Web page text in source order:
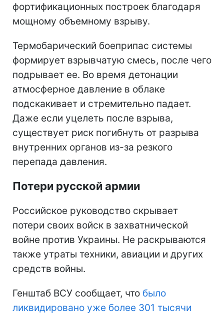
фортификационных построек благодаря
мощному объемному взрыву.
Термобарический боеприпас системы
формирует взрывчатую смесь, после чего
подрывает ее. Во время детонации
атмосферное давление в облаке
подскакивает и стремительно падает.
Даже если уцелеть после взрыва,
существует риск погибнуть от разрыва
внутренних органов из-за резкого
перепада давления.
Потери русской армии
Российское руководство скрывает
потери своих войск в захватнической
войне против Украины. Не раскрываются
также утраты техники, авиации и других
средств войны.
Генштаб ВСУ сообщает, что было
ликвидировано уже более 301 тысячи